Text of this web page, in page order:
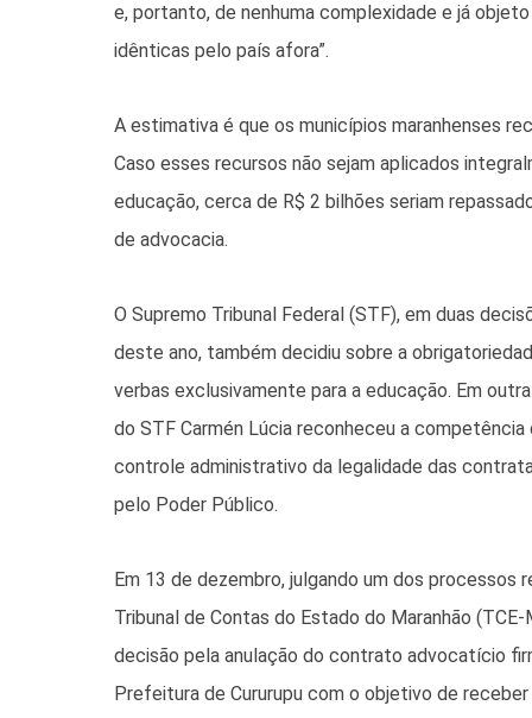
e, portanto, de nenhuma complexidade e já
idênticas pelo país afora”.
A estimativa é que os municípios maranhenses
Caso esses recursos não sejam aplicados
educação, cerca de R$ 2 bilhões seriam
de advocacia.
O Supremo Tribunal Federal (STF), em duas
deste ano, também decidiu sobre a
verbas exclusivamente para a educação. Em
do STF Carmén Lúcia reconheceu a competência
controle administrativo da legalidade das
pelo Poder Público.
Em 13 de dezembro, julgando um dos processos
Tribunal de Contas do Estado do Maranhão
decisão pela anulação do contrato advocatício
Prefeitura de Cururupu com o objetivo de